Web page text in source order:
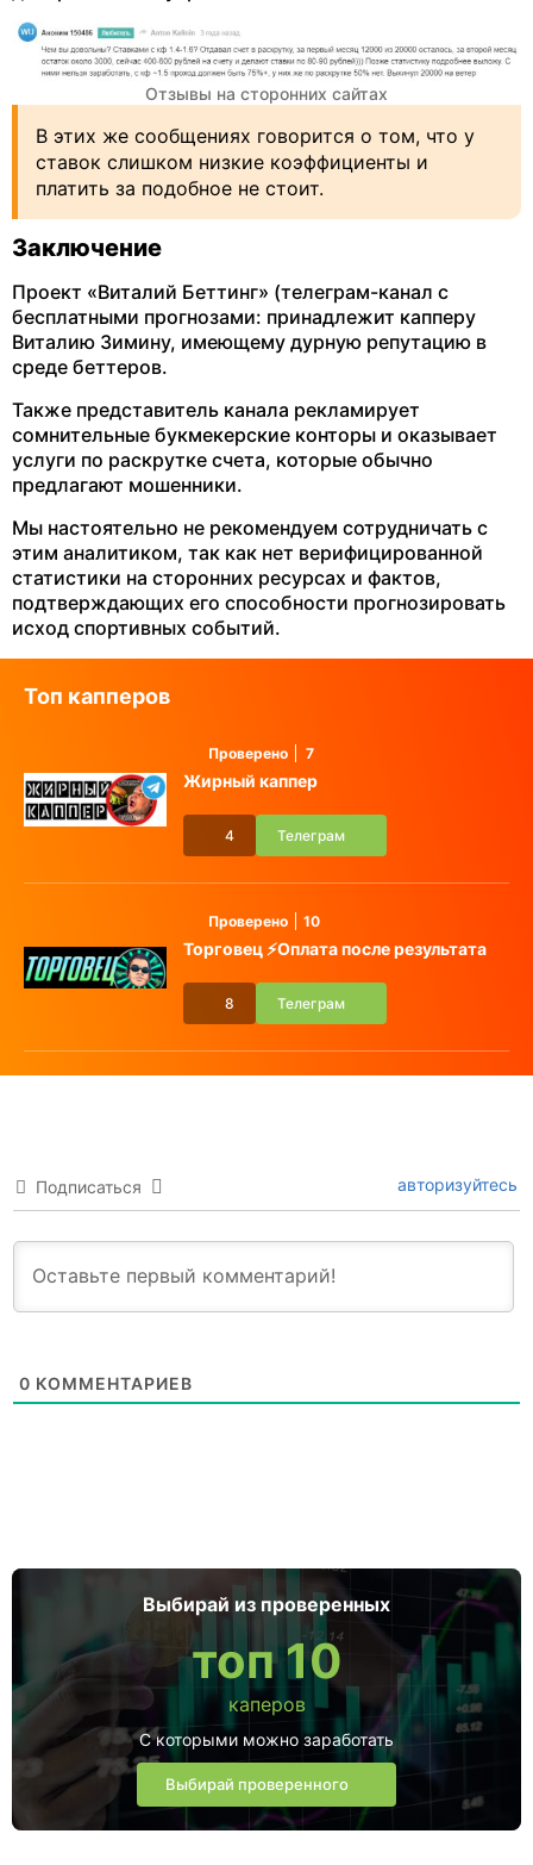
Отзывы на сторонних сайтах
В этих же сообщениях говорится о том, что у
ставок слишком низкие коэффициенты и
платить за подобное не стоит.
Заключение
Проект «Виталий Беттинг» (телеграм-канал с
бесплатными прогнозами: принадлежит капперу
Виталию Зимину, имеющему дурную репутацию в
среде беттеров.
Также представитель канала рекламирует
сомнительные букмекерские конторы и оказывает
услуги по раскрутке счета, которые обычно
предлагают мошенники.
Мы настоятельно не рекомендуем сотрудничать с
этим аналитиком, так как нет верифицированной
статистики на сторонних ресурсах и фактов,
подтверждающих его способности прогнозировать
исход спортивных событий.
Топ капперов
Проверено 7
Жирный каппер
4 Телеграм
Проверено 10
Торговец ⚡️Оплата после результата
8 Телеграм
Подписаться авторизуйтесь
0 КОММЕНТАРИЕВ
Выбирай из проверенных
топ 10
каперов
С которыми можно заработать
Выбирай проверенного